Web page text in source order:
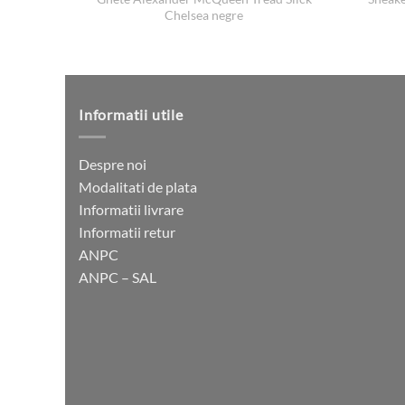
Chelsea negre
Informatii utile
Despre noi
Modalitati de plata
Informatii livrare
Informatii retur
ANPC
ANPC – SAL